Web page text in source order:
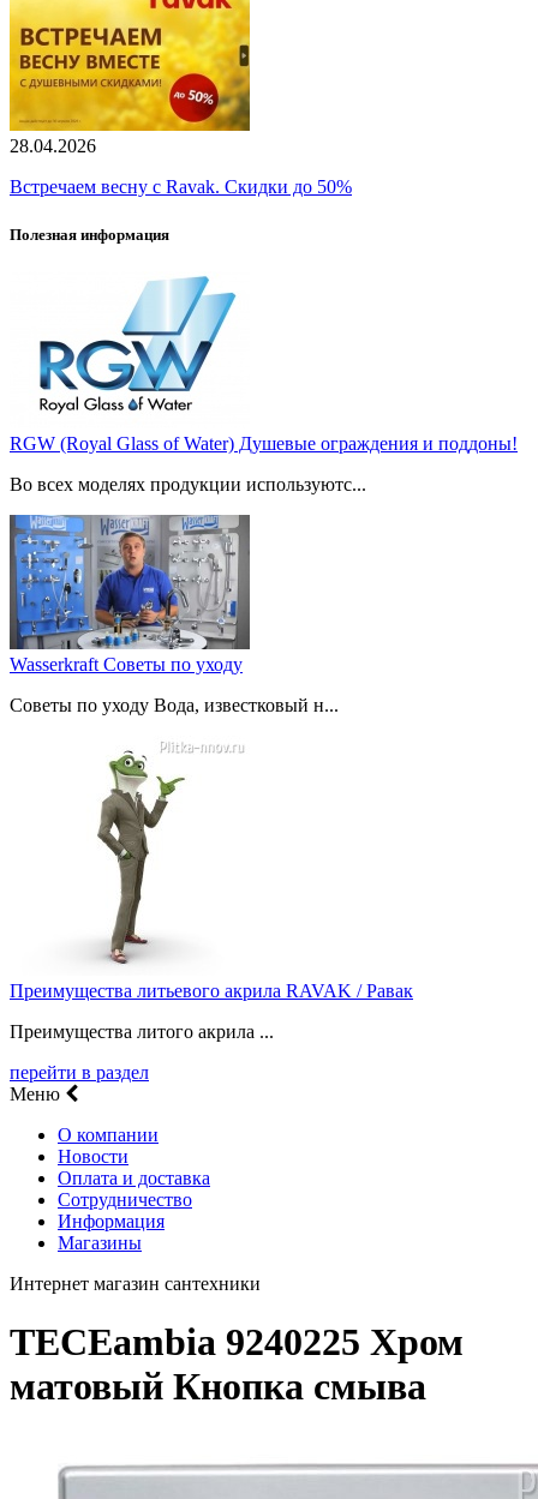
28.04.2026
Встречаем весну с Ravak. Скидки до 50%
Полезная информация
RGW (Royal Glass of Water) Душевые ограждения и поддоны!
Во всех моделях продукции используютс...
Wasserkraft Советы по уходу
Советы по уходу Вода, известковый н...
Преимущества литьевого акрила RAVAK / Равак
Преимущества литого акрила ...
перейти в раздел
Меню
О компании
Новости
Оплата и доставка
Сотрудничество
Информация
Магазины
Интернет магазин сантехники
TECEambia 9240225 Хром
матовый Кнопка смыва